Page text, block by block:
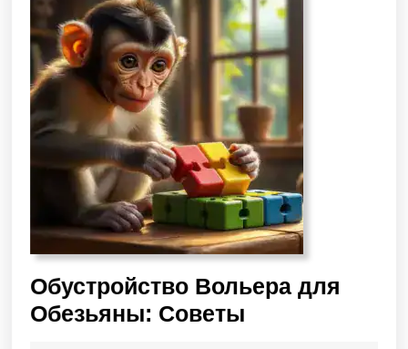
Обустройство Вольера для
Обезьяны: Советы